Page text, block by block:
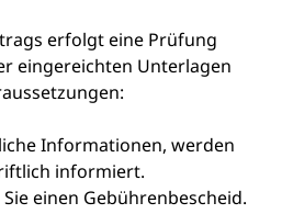
erfolgt eine Prüfung
eingereichten Unterlagen
Informationen, werden
informiert.
einen Gebührenbescheid.